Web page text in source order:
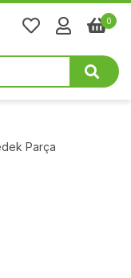
0
Parça